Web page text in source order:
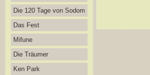
Die 120 Tage von Sodom
Das Fest
Mifune
Die Träumer
Ken Park